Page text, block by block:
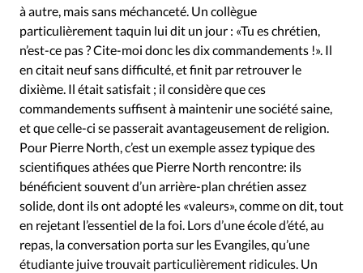
à autre, mais sans méchanceté. Un collègue
particulièrement taquin lui dit un jour : «Tu es chrétien,
n’est-ce pas ? Cite-moi donc les dix commandements !». Il
en citait neuf sans difficulté, et finit par retrouver le
dixième. Il était satisfait ; il considère que ces
commandements suffisent à maintenir une société saine,
et que celle-ci se passerait avantageusement de religion.
Pour Pierre North, c’est un exemple assez typique des
scientifiques athées que Pierre North rencontre: ils
bénéficient souvent d’un arrière-plan chrétien assez
solide, dont ils ont adopté les «valeurs», comme on dit, tout
en rejetant l’essentiel de la foi. Lors d’une école d’été, au
repas, la conversation porta sur les Evangiles, qu’une
étudiante juive trouvait particulièrement ridicules. Un